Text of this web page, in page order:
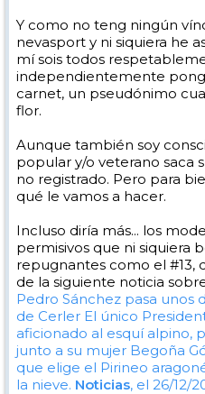
Y como no teng ningún
nevasport y ni siquiera he
mí sois todos
independientemente
carnet, un pseudónimo
flor.
Aunque también soy
popular y/o veterano saca
no registrado. Pero para
qué le vamos a hacer.
Incluso diría más... los
permisivos que ni siquiera
repugnantes como el #13,
de la siguiente noticia
Pedro Sánchez pasa unos
de Cerler El único
aficionado al esquí alpino,
junto a su mujer Begoña
que elige el Pirineo
la nieve. Noticias, el 26/12/